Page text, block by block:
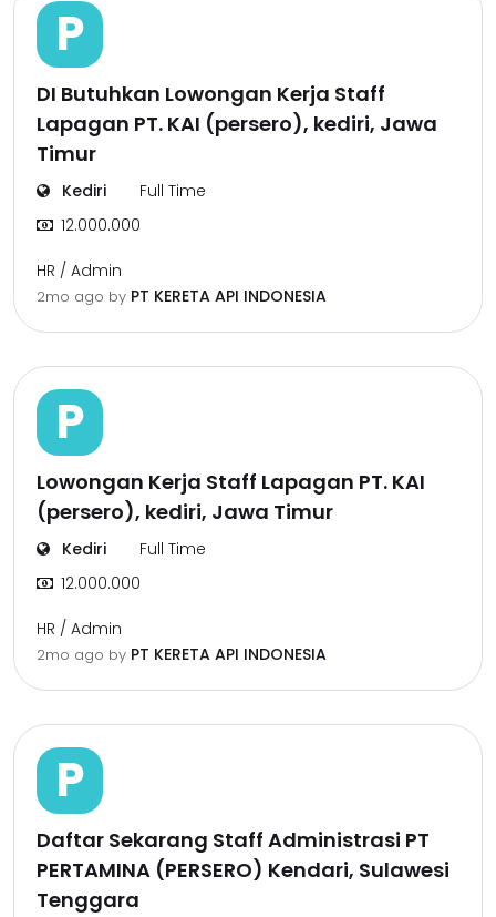
P
DI Butuhkan Lowongan Kerja Staff
Lapagan PT. KAI (persero), kediri, Jawa
Timur
Kediri
Full Time
12.000.000
HR / Admin
2mo ago by PT KERETA API INDONESIA
P
Lowongan Kerja Staff Lapagan PT. KAI
(persero), kediri, Jawa Timur
Kediri
Full Time
12.000.000
HR / Admin
2mo ago by PT KERETA API INDONESIA
P
Daftar Sekarang Staff Administrasi PT
PERTAMINA (PERSERO) Kendari, Sulawesi
Tenggara